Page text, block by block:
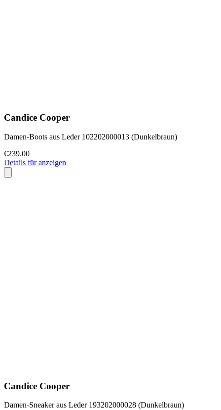
Candice Cooper
Damen-Boots aus Leder 102202000013 (Dunkelbraun)
€239.00
Details für anzeigen
Candice Cooper
Damen-Sneaker aus Leder 193202000028 (Dunkelbraun)